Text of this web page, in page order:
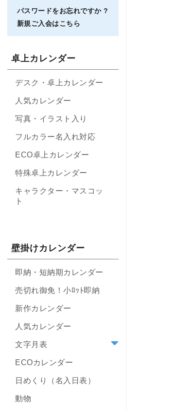
パスワードをお忘れですか ?
新規ご入会はこちら
卓上カレンダー
デスク・卓上カレンダー
人気カレンダー
写真・イラスト入り
フルカラー名入れ対応
ECO卓上カレンダー
特殊卓上カレンダー
キャラクター・マスコッ
ト
壁掛けカレンダー
即納・短納期カレンダー
売切れ御免！小ﾛｯﾄ即納
新作カレンダー
人気カレンダー
文字月表
ECOカレンダー
日めくり（名入日表）
動物